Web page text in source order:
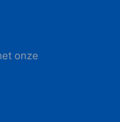
onze